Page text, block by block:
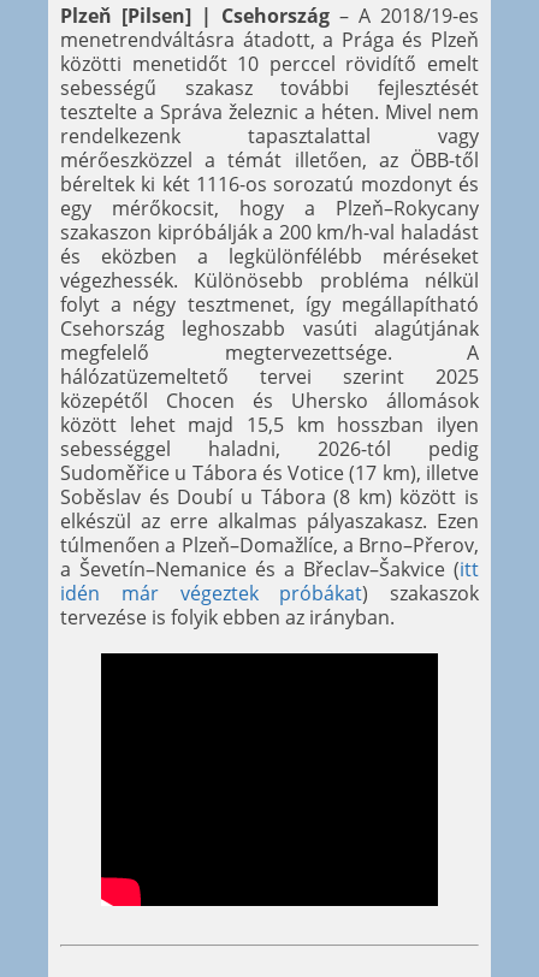
Plzeň [Pilsen] | Csehország – A 2018/19-es
menetrendváltásra átadott, a Prága és Plzeň
közötti menetidőt 10 perccel rövidítő emelt
sebességű szakasz további fejlesztését
tesztelte a Správa železnic a héten. Mivel nem
rendelkezenk tapasztalattal vagy
mérőeszközzel a témát illetően, az ÖBB-től
béreltek ki két 1116-os sorozatú mozdonyt és
egy mérőkocsit, hogy a Plzeň–Rokycany
szakaszon kipróbálják a 200 km/h-val haladást
és eközben a legkülönfélébb méréseket
végezhessék. Különösebb probléma nélkül
folyt a négy tesztmenet, így megállapítható
Csehország leghoszabb vasúti alagútjának
megfelelő megtervezettsége. A
hálózatüzemeltető tervei szerint 2025
közepétől Chocen és Uhersko állomások
között lehet majd 15,5 km hosszban ilyen
sebességgel haladni, 2026-tól pedig
Sudoměřice u Tábora és Votice (17 km), illetve
Soběslav és Doubí u Tábora (8 km) között is
elkészül az erre alkalmas pályaszakasz. Ezen
túlmenően a Plzeň–Domažlíce, a Brno–Přerov,
a Ševetín–Nemanice és a Břeclav–Šakvice (itt
idén már végeztek próbákat) szakaszok
tervezése is folyik ebben az irányban.